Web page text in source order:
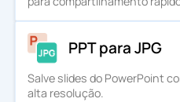
PPT para JPG
Salve slides do PowerPoint
alta resolução.